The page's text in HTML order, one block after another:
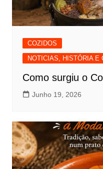
COZIDOS
NOTICIAS, HISTÓRIA E
Como surgiu o
Junho 19, 2026